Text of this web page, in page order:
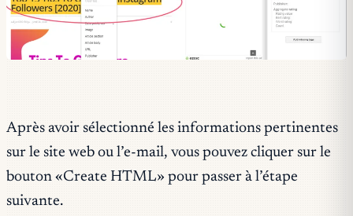
Après avoir sélectionné les informations pertinentes
sur le site web ou l’e-mail, vous pouvez cliquer sur le
bouton «Create HTML» pour passer à l’étape
suivante.